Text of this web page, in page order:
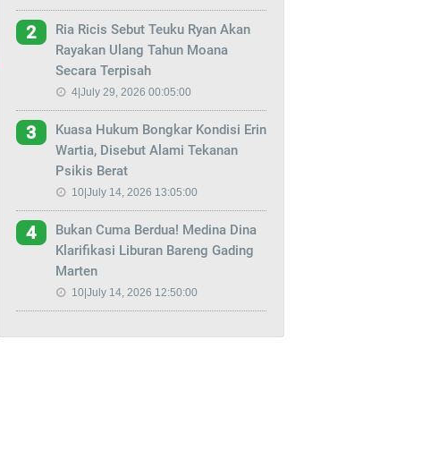
2
Ria Ricis Sebut Teuku Ryan Akan
Rayakan Ulang Tahun Moana
Secara Terpisah
4|July 29, 2026 00:05:00
3
Kuasa Hukum Bongkar Kondisi Erin
Wartia, Disebut Alami Tekanan
Psikis Berat
10|July 14, 2026 13:05:00
4
Bukan Cuma Berdua! Medina Dina
Klarifikasi Liburan Bareng Gading
Marten
10|July 14, 2026 12:50:00